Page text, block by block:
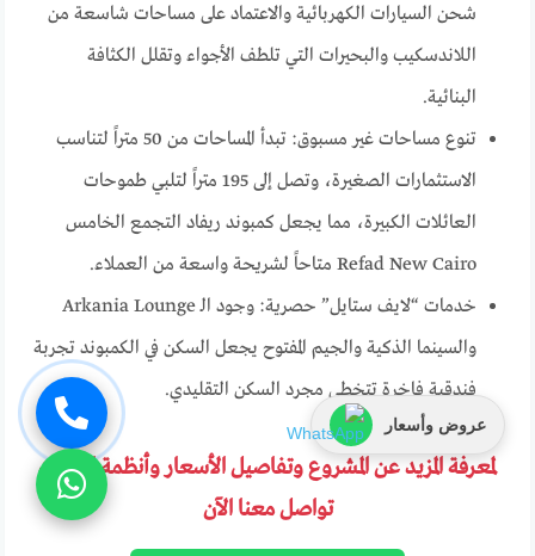
شحن السيارات الكهربائية والاعتماد على مساحات شاسعة من
اللاندسكيب والبحيرات التي تلطف الأجواء وتقلل الكثافة
البنائية.
تنوع مساحات غير مسبوق: تبدأ المساحات من 50 متراً لتناسب
الاستثمارات الصغيرة، وتصل إلى 195 متراً لتلبي طموحات
العائلات الكبيرة، مما يجعل كمبوند ريفاد التجمع الخامس
Refad New Cairo متاحاً لشريحة واسعة من العملاء.
خدمات “لايف ستايل” حصرية: وجود الـ Arkania Lounge
والسينما الذكية والجيم المفتوح يجعل السكن في الكمبوند تجربة
فندقية فاخرة تتخطى مجرد السكن التقليدي.
لمعرفة المزيد عن المشروع وتفاصيل الأسعار وأنظمة السداد
تواصل معنا الآن
عروض وأسعار